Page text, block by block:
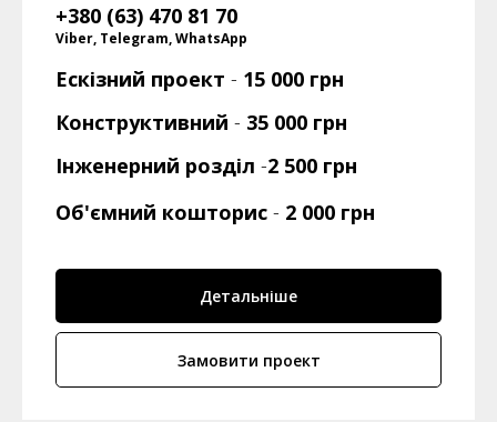
+380 (63) 470 81 70
Viber, Telegram, WhatsApp
Ескізний проект - 15 000 грн
Конструктивний - 35 000 грн
Інженерний розділ -2 500 грн
Об'ємний кошторис - 2 000 грн
Детальніше
Замовити проект